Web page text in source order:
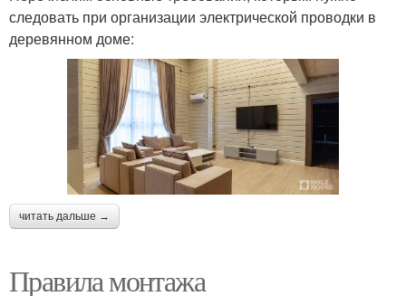
следовать при организации электрической проводки в
деревянном доме:
читать дальше →
Правила монтажа